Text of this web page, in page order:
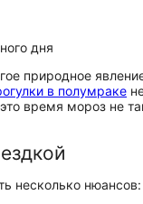
дня
природное
в полумраке
время мороз не
несколько нюансов: